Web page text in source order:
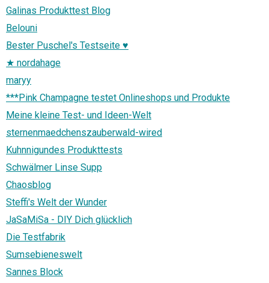
Galinas Produkttest Blog
Belouni
Bester Puschel's Testseite ♥
★ nordahage
maryy
***Pink Champagne testet Onlineshops und Produkte
Meine kleine Test- und Ideen-Welt
sternenmaedchenszauberwald-wired
Kuhnnigundes Produkttests
Schwälmer Linse Supp
Chaosblog
Steffi's Welt der Wunder
JaSaMiSa - DIY Dich glücklich
Die Testfabrik
Sumsebieneswelt
Sannes Block